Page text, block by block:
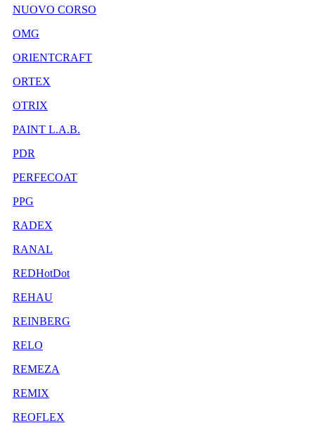
NUOVO CORSO
OMG
ORIENTCRAFT
ORTEX
OTRIX
PAINT L.A.B.
PDR
PERFECOAT
PPG
RADEX
RANAL
REDHotDot
REHAU
REINBERG
RELO
REMEZA
REMIX
REOFLEX